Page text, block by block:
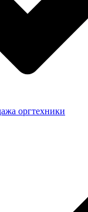
оргтехники